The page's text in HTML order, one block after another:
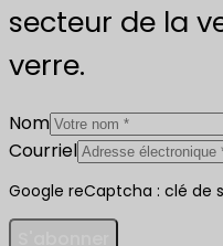
secteur de la
verre.
Nom
Courriel
Google reCaptcha : clé de